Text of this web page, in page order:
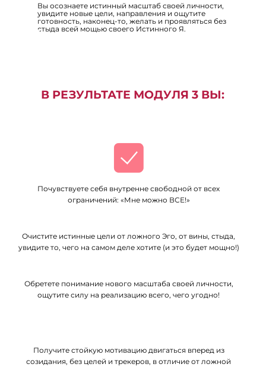
Вы осознаете истинный масштаб своей личности,
увидите новые цели, направления и ощутите
готовность, наконец-то, желать и проявляться без
стыда всей мощью своего Истинного Я.
В РЕЗУЛЬТАТЕ МОДУЛЯ 3 ВЫ:
Почувствуете себя внутренне свободной от всех
ограничений: «Мне можно ВСЕ!»
Очистите истинные цели от ложного Эго, от вины, стыда,
увидите то, чего на самом деле хотите (и это будет мощно!)
Обретете понимание нового масштаба своей личности,
ощутите силу на реализацию всего, чего угодно!
Получите стойкую мотивацию двигаться вперед из
созидания, без целей и трекеров, в отличие от ложной